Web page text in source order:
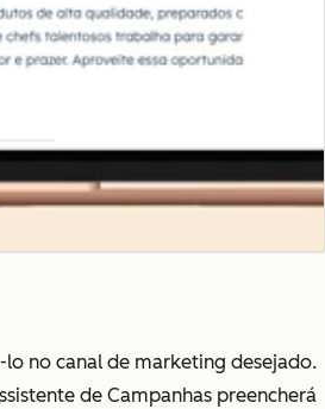
no canal de marketing desejado.
de Campanhas preencherá